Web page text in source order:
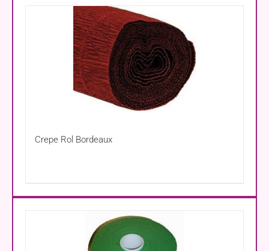
Crepe Rol Bordeaux